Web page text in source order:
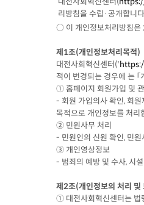
리방침을 수립·공개합니
○ 이 개인정보처리방침
제1조(개인정보처리목적)
대전사회혁신센터('
적이 변경되는 경우에 는
① 홈페이지 회원가입
- 회원 가입의사 확인, 회
목적으로 개인정보를 처리
② 민원사무 처리
- 민원인의 신원 확인, 민
③ 개인영상정보
- 범죄의 예방 및 수사, 시
제2조(개인정보의 처리 및
① 대전사회혁신센터는 법